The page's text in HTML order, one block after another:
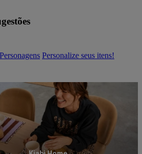
Personagens Personalize seus itens!